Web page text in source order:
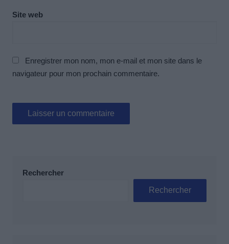
Site web
Enregistrer mon nom, mon e-mail et mon site dans le
navigateur pour mon prochain commentaire.
Rechercher
Rechercher